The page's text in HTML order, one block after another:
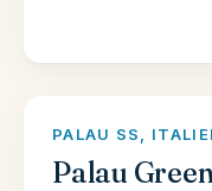
PALAU SS,
Palau